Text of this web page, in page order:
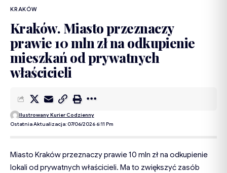
KRAKÓW
Kraków. Miasto przeznaczy
prawie 10 mln zł na odkupienie
mieszkań od prywatnych
właścicieli
Ostatnia Aktualizacja: 07/06/2026 6:11 Pm
Ilustrowany Kurier Codzienny
Miasto Kraków przeznaczy prawie 10 mln zł na odkupienie
lokali od prywatnych właścicieli. Ma to zwiększyć zasób